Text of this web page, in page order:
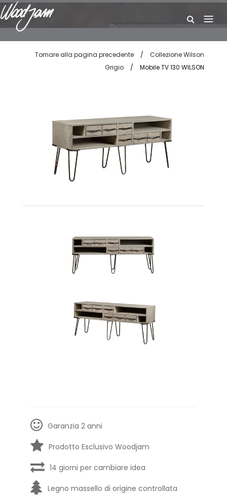
W
Tornare alla pagina precedente /
Collezione Wilson
Grigio
/ Mobile TV 130 WILSON
Garanzia 2 anni
Prodotto Esclusivo Woodjam
14 giorni per cambiare idea
Legno massello di origine controllata